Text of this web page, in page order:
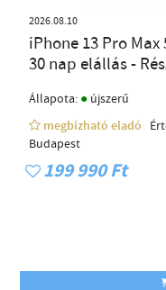
2026.08.10
iPhone 13 Pro
30 nap elállás -
Állapota: ● újszerű
megbízható eladó
Budapest
199 990 Ft